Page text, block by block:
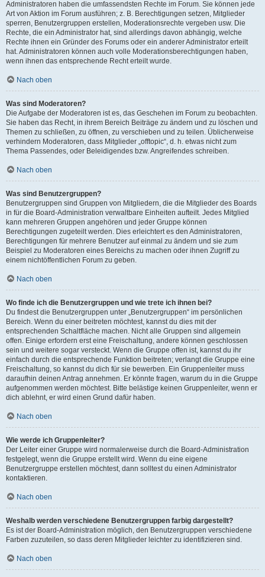
Administratoren haben die umfassendsten Rechte im Forum. Sie können jede
Art von Aktion im Forum ausführen; z. B. Berechtigungen setzen, Mitglieder
sperren, Benutzergruppen erstellen, Moderationsrechte vergeben usw. Die
Rechte, die ein Administrator hat, sind allerdings davon abhängig, welche
Rechte ihnen ein Gründer des Forums oder ein anderer Administrator erteilt
hat. Administratoren können auch volle Moderationsberechtigungen haben,
wenn ihnen das entsprechende Recht erteilt wurde.
Nach oben
Was sind Moderatoren?
Die Aufgabe der Moderatoren ist es, das Geschehen im Forum zu beobachten.
Sie haben das Recht, in ihrem Bereich Beiträge zu ändern und zu löschen und
Themen zu schließen, zu öffnen, zu verschieben und zu teilen. Üblicherweise
verhindern Moderatoren, dass Mitglieder „offtopic“, d. h. etwas nicht zum
Thema Passendes, oder Beleidigendes bzw. Angreifendes schreiben.
Nach oben
Was sind Benutzergruppen?
Benutzergruppen sind Gruppen von Mitgliedern, die die Mitglieder des Boards
in für die Board-Administration verwaltbare Einheiten aufteilt. Jedes Mitglied
kann mehreren Gruppen angehören und jeder Gruppe können
Berechtigungen zugeteilt werden. Dies erleichtert es den Administratoren,
Berechtigungen für mehrere Benutzer auf einmal zu ändern und sie zum
Beispiel zu Moderatoren eines Bereichs zu machen oder ihnen Zugriff zu
einem nichtöffentlichen Forum zu geben.
Nach oben
Wo finde ich die Benutzergruppen und wie trete ich ihnen bei?
Du findest die Benutzergruppen unter „Benutzergruppen“ im persönlichen
Bereich. Wenn du einer beitreten möchtest, kannst du dies mit der
entsprechenden Schaltfläche machen. Nicht alle Gruppen sind allgemein
offen. Einige erfordern erst eine Freischaltung, andere können geschlossen
sein und weitere sogar versteckt. Wenn die Gruppe offen ist, kannst du ihr
einfach durch die entsprechende Funktion beitreten; verlangt die Gruppe eine
Freischaltung, so kannst du dich für sie bewerben. Ein Gruppenleiter muss
daraufhin deinen Antrag annehmen. Er könnte fragen, warum du in die Gruppe
aufgenommen werden möchtest. Bitte belästige keinen Gruppenleiter, wenn er
dich ablehnt, er wird einen Grund dafür haben.
Nach oben
Wie werde ich Gruppenleiter?
Der Leiter einer Gruppe wird normalerweise durch die Board-Administration
festgelegt, wenn die Gruppe erstellt wird. Wenn du eine eigene
Benutzergruppe erstellen möchtest, dann solltest du einen Administrator
kontaktieren.
Nach oben
Weshalb werden verschiedene Benutzergruppen farbig dargestellt?
Es ist der Board-Administration möglich, den Benutzergruppen verschiedene
Farben zuzuteilen, so dass deren Mitglieder leichter zu identifizieren sind.
Nach oben